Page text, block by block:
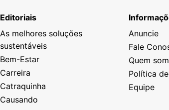
Editoriais
As melhores soluções
sustentáveis
Bem-Estar
Carreira
Catraquinha
Causando
Anuncie
Fale
Quem
Política
Equipe